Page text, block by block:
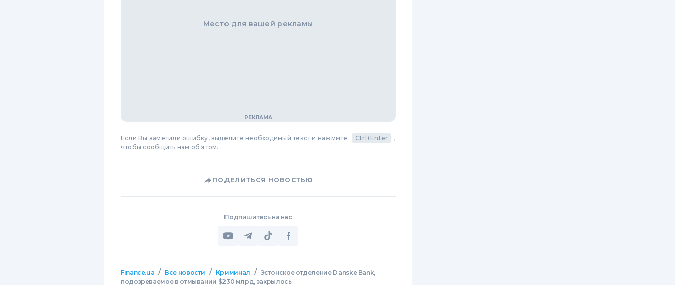
Место для вашей рекламы
Если Вы заметили ошибку, выделите необходимый текст и нажмите Ctrl+Enter
,
чтобы сообщить нам об этом.
ПОДЕЛИТЬСЯ НОВОСТЬЮ
Подпишитесь на нас
Finance.ua / Все новости / Криминал / Эстонское отделение Danske Bank,
подозреваемое в отмывании $230 млрд, закрылось